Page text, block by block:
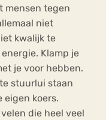
mensen tegen
niet
kwalijk te
Klamp je
je voor hebben.
stuurlui staan
eigen koers.
die heel veel